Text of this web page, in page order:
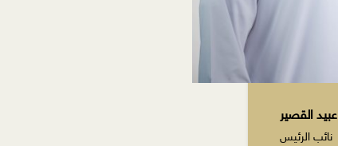
القصير
نائب الرئيس